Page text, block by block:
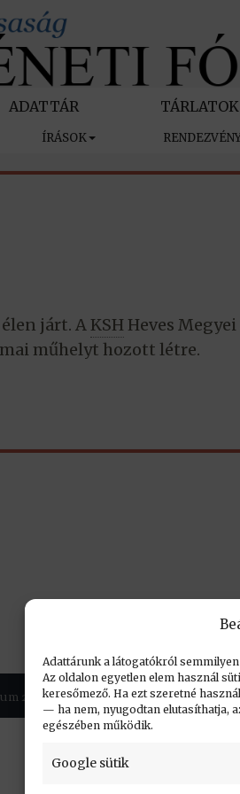
Adattárunk a látogatókról
Az oldalon egyetlen elem használ
keresőmező. Ha ezt szeretné
— ha nem, nyugodtan elutasíthatja,
egészében működik.
Google sütik
ADATTÁR TÁRLATOK
ÍRÁSOK
járt. A KSH Heves
műhelyt hozott létre.
2017